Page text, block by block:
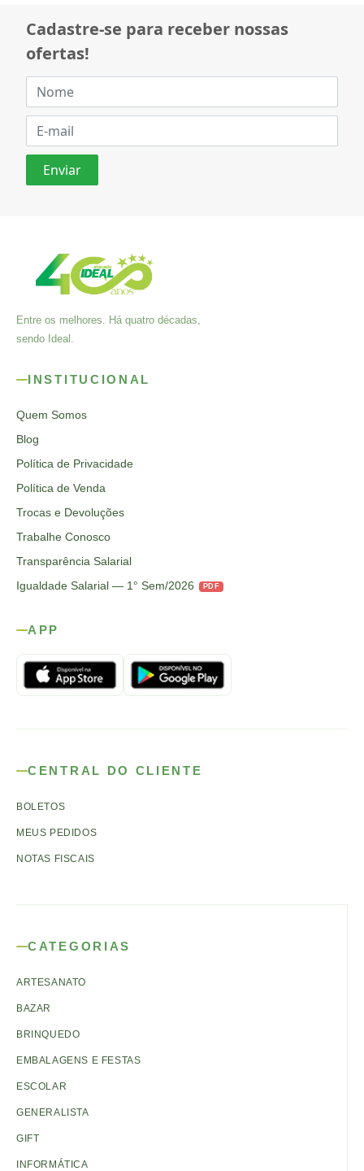
Cadastre-se para receber nossas
ofertas!
Entre os melhores. Há quatro décadas,
sendo Ideal.
INSTITUCIONAL
Quem Somos
Blog
Política de Privacidade
Política de Venda
Trocas e Devoluções
Trabalhe Conosco
Transparência Salarial
Igualdade Salarial — 1° Sem/2026
PDF
APP
CENTRAL DO CLIENTE
BOLETOS
MEUS PEDIDOS
NOTAS FISCAIS
CATEGORIAS
ARTESANATO
BAZAR
BRINQUEDO
EMBALAGENS E FESTAS
ESCOLAR
GENERALISTA
GIFT
INFORMÁTICA